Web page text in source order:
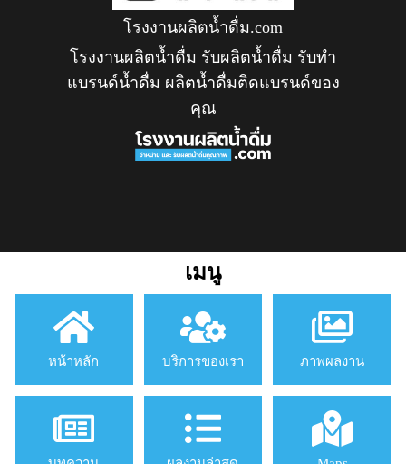
โรงงานผลิตน้ำดื่ม.com
โรงงานผลิตน้ำดื่ม รับผลิตน้ำดื่ม รับทำ
แบรนด์น้ำดื่ม ผลิตน้ำดื่มติดแบรนด์ของ
คุณ
เมนู
หน้าหลัก บริการของเรา ภาพผลงาน